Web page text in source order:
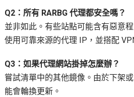
Q2：所有 RARBG 代理都安全嗎？
並非如此。有些站點可能含有惡意
使用可靠來源的代理 IP，並搭配
Q3：如果代理網站掛掉怎麼辦？
嘗試清單中的其他鏡像。由於下架
能會輪換更新。